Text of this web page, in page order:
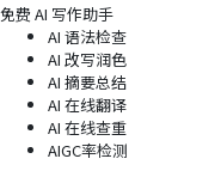
免费 AI 写作助手
AI 语法检查
AI 改写润色
AI 摘要总结
AI 在线翻译
AI 在线查重
AIGC率检测